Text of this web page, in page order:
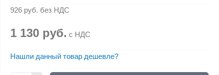
926 руб. без НДС
1 130 руб. с НДС
Нашли данный товар дешевле?